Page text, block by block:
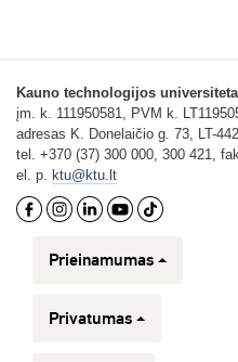
Kauno technologijos
įm. k. 111950581, PVM k.
adresas K. Donelaičio g. 73, LT-
tel. +370 (37) 300 000, 300 421,
el. p.
ktu@ktu.lt
Prieinamumas
Privatumas